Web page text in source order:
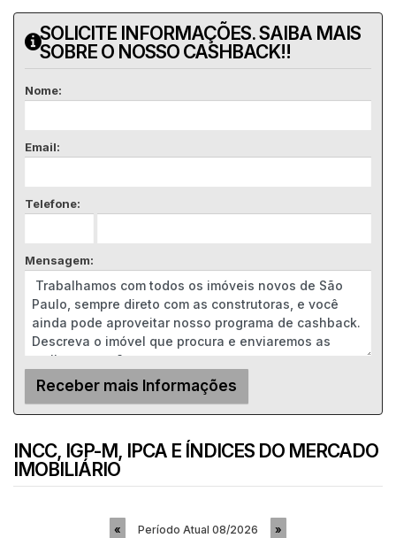
SOLICITE INFORMAÇÕES. SAIBA MAIS
SOBRE O NOSSO CASHBACK!!
Nome:
Email:
Telefone:
Mensagem:
INCC, IGP-M, IPCA E ÍNDICES DO MERCADO
IMOBILIÁRIO
« Período Atual 08/2026 »